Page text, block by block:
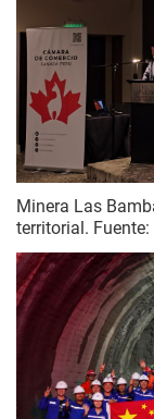
Minera Las
territorial.